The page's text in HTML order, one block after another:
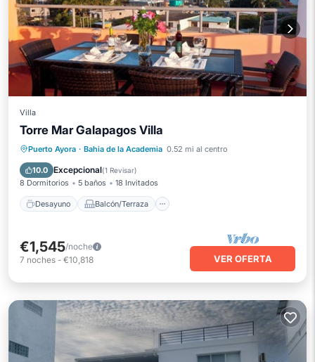
Villa
Torre Mar Galapagos Villa
Puerto Ayora · Bahia de la Academia 0.52 mi al centro
10.0 Excepcional(1 Revisar)
8 Dormitorios 5 baños 18 Invitados
Desayuno Balcón/Terraza
Desayuno Balcón/Terraza
Cocina
Aire acondicionado
€1,545/noche
7 noches - €10,818 VER OFERTA